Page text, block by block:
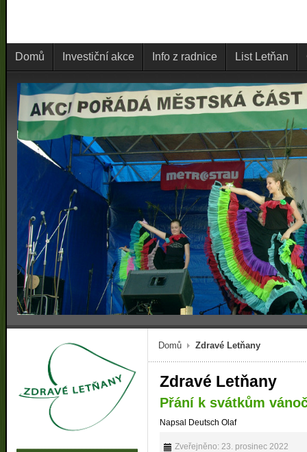
Domů Investiční akce Info z radnice List Letňan
Domů Zdravé Letňany
Zdravé Letňany
Přání k svátkům
Napsal Deutsch Olaf
Zveřejněno: 23. prosinec 2022